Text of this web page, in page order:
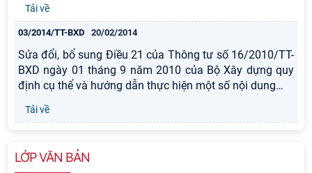
Tải về
03/2014/TT-BXD 20/02/2014
Sửa đổi, bổ sung Điều 21 của Thông tư số 16/2010/TT-
BXD ngày 01 tháng 9 năm 2010 của Bộ Xây dựng quy
định cụ thể và hướng dẫn thực hiện một số nội dung…
Tải về
LỚP VĂN BẢN